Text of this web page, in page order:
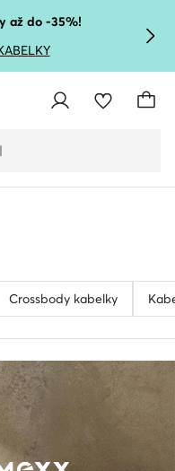
až do -35%!
Crossbody kabelky